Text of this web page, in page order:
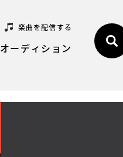
楽曲を配信する
オーディション